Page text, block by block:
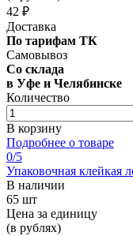
42 ₽
Доставка
По тарифам ТК
Самовывоз
Со склада
в Уфе и Челябинске
Количество
В корзину
Подробнее о товаре
0/5
Упаковочная клейкая
В наличии
65 шт
Цена за единицу
(в рублях)